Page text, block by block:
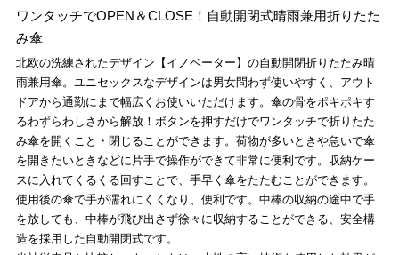
ワンタッチでOPEN＆CLOSE！自動開閉式晴雨兼用折りたた
み傘
北欧の洗練されたデザイン【イノベーター】の自動開閉折りたたみ晴
雨兼用傘。ユニセックスなデザインは男女問わず使いやすく、アウト
ドアから通勤にまで幅広くお使いいただけます。傘の骨をポキポキす
るわずらわしさから解放！ボタンを押すだけでワンタッチで折りたた
み傘を開くこと・閉じることができます。荷物が多いときや急いで傘
を開きたいときなどに片手で操作ができて非常に便利です。収納ケー
スに入れてくるくる回すことで、手早く傘をたたむことができます。
使用後の傘で手が濡れにくくなり、便利です。中棒の収納の途中で手
を放しても、中棒が飛び出さず徐々に収納することができる、安全構
造を採用した自動開閉式です。